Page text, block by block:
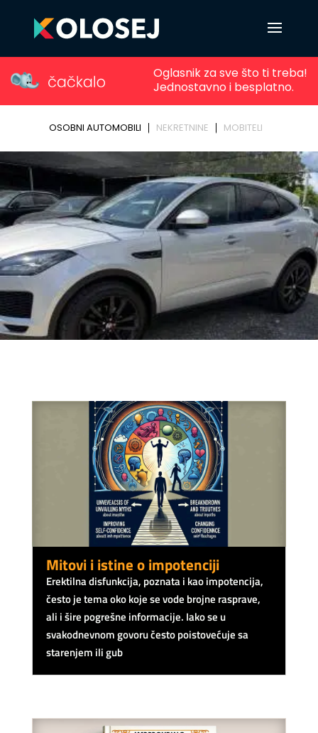
Mitovi i istine o impotenciji
Erektilna disfunkcija, poznata i kao impotencija,
često je tema oko koje se vode brojne rasprave,
ali i šire pogrešne informacije. Iako se u
svakodnevnom govoru često poistovećuje sa
starenjem ili gub